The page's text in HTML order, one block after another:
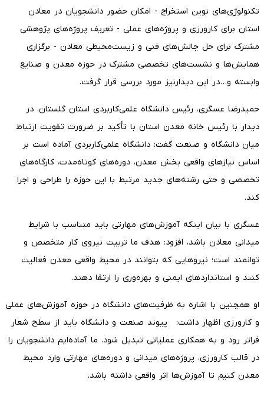
تکنولوژی‌های نوین استخراج - امکان حضور دانشجویان در معادن
استان برای کارورزی و پروژه‌های عملی - تعریف پروژه‌های پژوهشی
مشترک برای حل چالش‌های فنی و زیست‌محیطی معادن - برگزاری
همایش‌ها و نشست‌های تخصصی مشترک در حوزه معدن و صنایع
وابسته و…در این دیدارنیز مورد بررسی قرار گرفت.
حمیدرضا عسگری، رئیس دانشگاه علمی‌کاربردی استان گلستان، در
دیدار با رئیس خانه معدن استان با تأکید بر ضرورت تقویت ارتباط
میان دانشگاه و صنعت گفت: دانشگاه علمی‌کاربردی آماده است بر
اساس نیازهای واقعی بخش معدن، دوره‌های کوتاه‌مدت، کارگاه‌های
تخصصی و حتی رشته‌های جدید مرتبط با این حوزه را طراحی و اجرا
کند.
عسگری با بیان اینکه آموزش‌های مهارتی باید متناسب با شرایط
میدانی معادن باشد، افزود: هدف ما تربیت نیروی کار متخصص و
توانمند است؛ نیروهایی که بتوانند در محیط واقعی معدن فعالیت
کنند و استانداردهای ایمنی و بهره‌وری را ارتقا دهند.
او همچنین با اشاره به ظرفیت‌های دانشگاه در حوزه آموزش‌های عملی
و کارورزی اظهار داشت: پیوند صنعت و دانشگاه باید از سطح شعار
فراتر رود و به همکاری عملیاتی تبدیل شود. ما آماده‌ایم دانشجویان را
در قالب کارورزی، پروژه‌های میدانی و دوره‌های مهارتی وارد محیط
معدن کنیم تا آموزش‌ها اثر واقعی داشته باشد.